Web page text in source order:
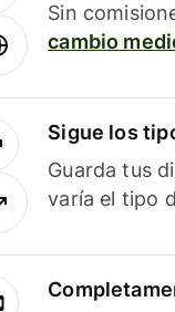
Sin
cambio
Sigue los
Guarda tus
varía el tipo